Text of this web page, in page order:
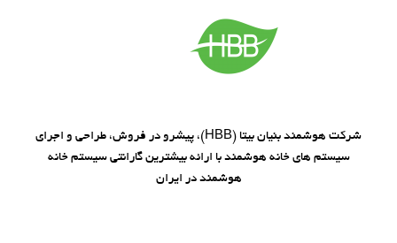
شرکت هوشمند بنیان بیتا (HBB)، پیشرو در فروش، طراحی و اجرای
سیستم های خانه هوشمند با ارائه بیشترین گارانتی سیستم خانه
هوشمند در ایران